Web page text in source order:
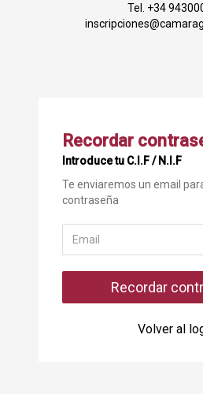
Tel. +34
Recordar
Introduce tu C.I.F / N.I.F
Te enviaremos un email
contraseña
Volver al